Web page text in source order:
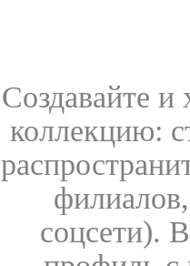
Создавайте
коллекцию:
соцсети).